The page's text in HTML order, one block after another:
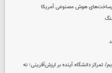
هوش مصنوعی آمریکا
دانشگاه آینده بر ارزش‌آفرینی؛ نه